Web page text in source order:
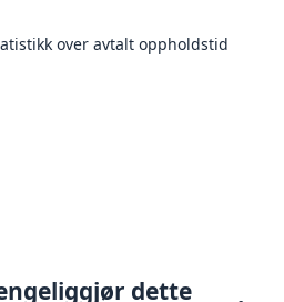
over avtalt oppholdstid
dette